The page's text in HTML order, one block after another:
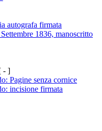
autografa firmata
1836, manoscritto
- ]
Pagine senza cornice
incisione firmata